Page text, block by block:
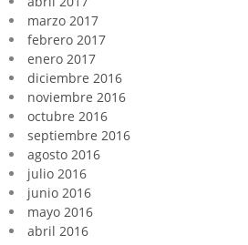
marzo 2017
febrero 2017
enero 2017
diciembre 2016
noviembre 2016
octubre 2016
septiembre 2016
agosto 2016
julio 2016
junio 2016
mayo 2016
abril 2016